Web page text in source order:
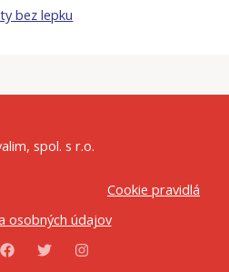
bez lepku
spol. s r.o.
Cookie pravidlá
osobných údajov